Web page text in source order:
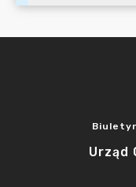
Urząd